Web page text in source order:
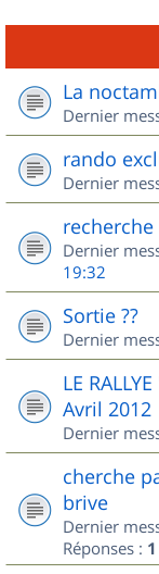
La
Dernier
rando
Dernier
Dernier
19:32
Sortie ??
Dernier
LE
Avril 2012
Dernier
cherche
brive
Dernier
Réponses : 1